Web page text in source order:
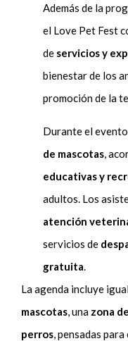
Además de la
el Love Pet Fest
de servicios y
bienestar de los
promoción de la
Durante el
de mascotas,
educativas y
adultos. Los
atención
servicios de
gratuita.
La agenda incluye
mascotas, una zona
perros, pensadas